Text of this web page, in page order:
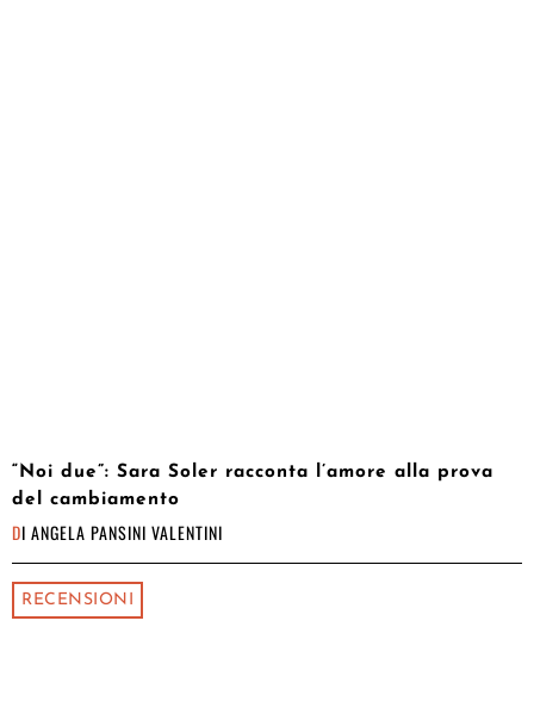
“Noi due”: Sara Soler racconta l’amore alla prova
del cambiamento
DI ANGELA PANSINI VALENTINI
RECENSIONI